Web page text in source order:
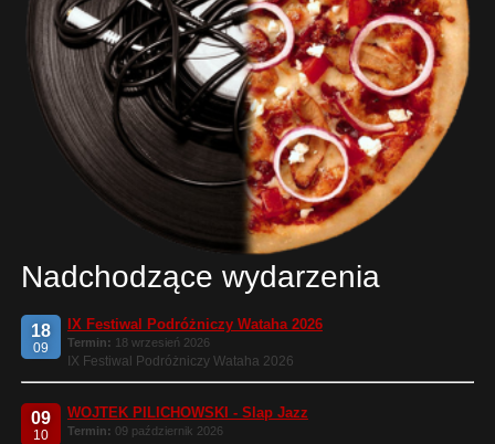
Nadchodzące wydarzenia
18
09
IX Festiwal Podróżniczy Wataha 2026
Termin: 18 wrzesień 2026
IX Festiwal Podróżniczy Wataha 2026
09
10
WOJTEK PILICHOWSKI - Slap Jazz
Termin: 09 październik 2026